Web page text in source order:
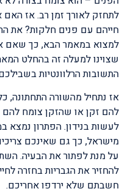
לתחזק לאורך זמן רב. אז האם
חייהם עם פנים חלקות? את
למצוא במאמר הבא, כך שאם
שצוינו למעלה זה בהחלט
התשובות הרלוונטיות
אז נתחיל מהשורה התחתונה,
להם זקן או שהזקן צומח
לעשות בנידון. הפתרון
מישראל, כך גם שאינכם
על מנת לפתור את הבעיה.
להחזיר את הגבריות בחזרה
חשבתם שלא ירדפו אחריכם.